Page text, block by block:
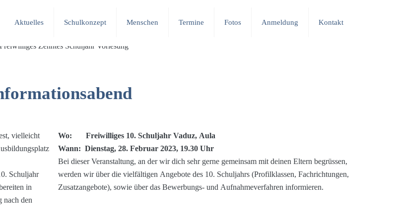
Aktuelles Schulkonzept Menschen Termine Fotos Anmeldung Kontakt
vielleicht
Schuljahr
in
nach den
Wo: Freiwilliges 10. Schuljahr Vaduz, Aula
Wann: Dienstag, 28. Februar 2023, 19.30 Uhr
Bei dieser Veranstaltung, an der wir dich sehr gerne gemeinsam mit deinen Eltern begrüssen,
werden wir über die vielfältigen Angebote des 10. Schuljahrs (Profilklassen, Fachrichtungen,
Zusatzangebote), sowie über das Bewerbungs- und Aufnahmeverfahren informieren.